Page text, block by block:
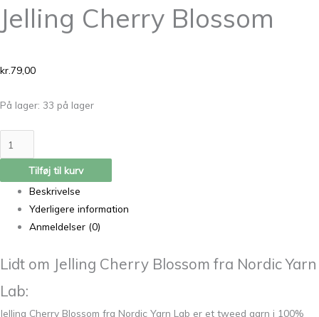
Jelling Cherry Blossom
kr.79,00
På lager: 33 på lager
Tilføj til kurv
Beskrivelse
Yderligere information
Anmeldelser (0)
Lidt om Jelling Cherry Blossom fra Nordic Yarn
Lab:
Jelling Cherry Blossom fra Nordic Yarn Lab er et tweed garn i 100%